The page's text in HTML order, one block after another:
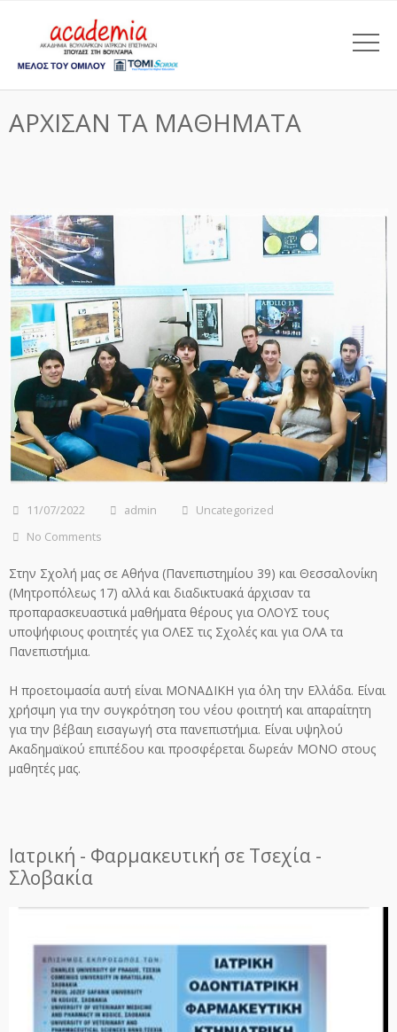
ΑΡΧΙΣΑΝ ΤΑ ΜΑΘΗΜΑΤΑ
11/07/2022 admin
Uncategorized
No Comments
Στην Σχολή μας σε Αθήνα (Πανεπιστημίου 39) και Θεσσαλονίκη
(Μητροπόλεως 17) αλλά και διαδικτυακά άρχισαν τα
προπαρασκευαστικά μαθήματα θέρους για ΟΛΟΥΣ τους
υποψήφιους φοιτητές για ΟΛΕΣ τις Σχολές και για ΟΛΑ τα
Πανεπιστήμια.
Η προετοιμασία αυτή είναι ΜΟΝΑΔΙΚΗ για όλη την Ελλάδα. Είναι
χρήσιμη για την συγκρότηση του νέου φοιτητή και απαραίτητη
για την βέβαιη εισαγωγή στα πανεπιστήμια. Είναι υψηλού
Ακαδημαϊκού επιπέδου και προσφέρεται δωρεάν ΜΟΝΟ στους
μαθητές μας.
Ιατρική - Φαρμακευτική σε Τσεχία -
Σλοβακία